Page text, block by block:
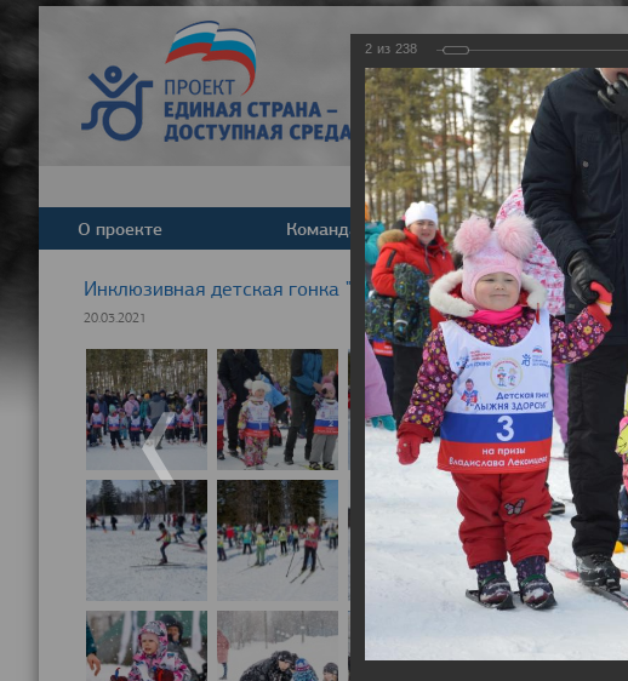
О проекте Команда Новости
Инклюзивная детская гонка "Лыжня здоровья" 2021
20.03.2021
2 из 238